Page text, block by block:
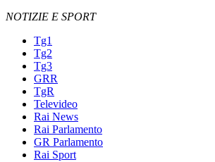
NOTIZIE E SPORT
Tg1
Tg2
Tg3
GRR
TgR
Televideo
Rai News
Rai Parlamento
GR Parlamento
Rai Sport